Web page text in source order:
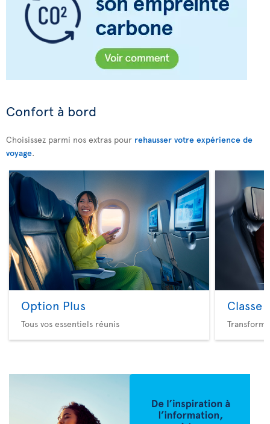
Confort à bord
Choisissez parmi nos extras pour rehausser votre expérience de
voyage.
Option Plus
Tous vos essentiels réunis
Classe